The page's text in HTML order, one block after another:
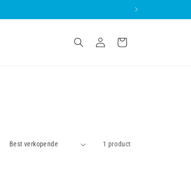
InloggenWinkelwagen
1 product